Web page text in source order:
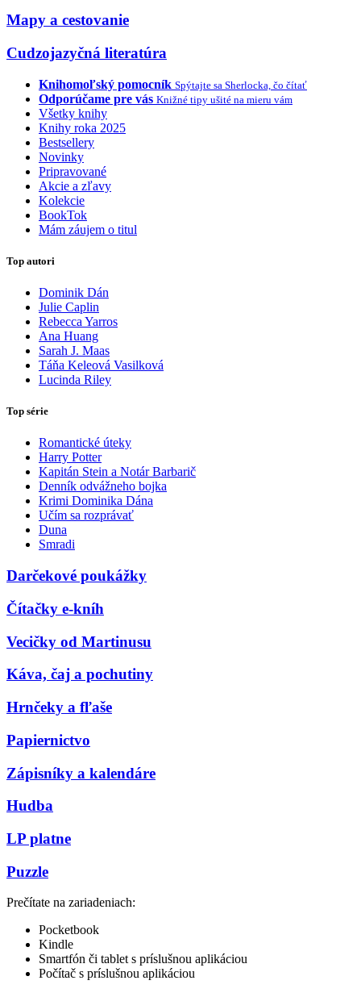
Mapy a cestovanie
Cudzojazyčná literatúra
Knihomoľský pomocník Spýtajte sa Sherlocka, čo čítať
Odporúčame pre vás Knižné tipy ušité na mieru vám
Všetky knihy
Knihy roka 2025
Bestsellery
Novinky
Pripravované
Akcie a zľavy
Kolekcie
BookTok
Mám záujem o titul
Top autori
Dominik Dán
Julie Caplin
Rebecca Yarros
Ana Huang
Sarah J. Maas
Táňa Keleová Vasilková
Lucinda Riley
Top série
Romantické úteky
Harry Potter
Kapitán Stein a Notár Barbarič
Denník odvážneho bojka
Krimi Dominika Dána
Učím sa rozprávať
Duna
Smradi
Darčekové poukážky
Čítačky e-kníh
Vecičky od Martinusu
Káva, čaj a pochutiny
Hrnčeky a fľaše
Papiernictvo
Zápisníky a kalendáre
Hudba
LP platne
Puzzle
Prečítate na zariadeniach:
Pocketbook
Kindle
Smartfón či tablet s príslušnou aplikáciou
Počítač s príslušnou aplikáciou